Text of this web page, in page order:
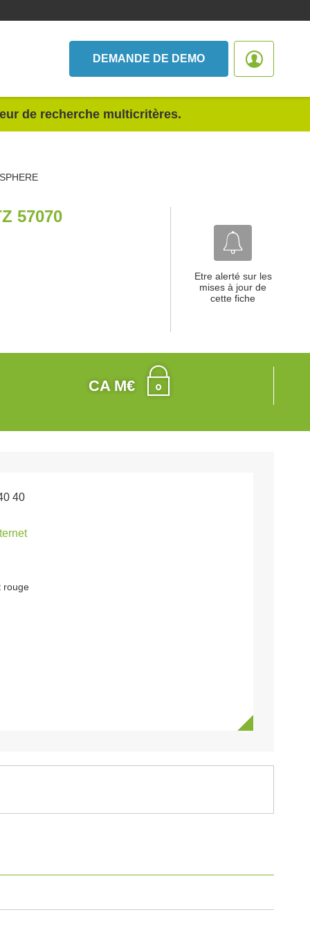
DEMANDE DE DEMO
de recherche multicritères.
57070
Etre alerté sur les
mises à jour de
cette fiche
CA M€
40
rouge